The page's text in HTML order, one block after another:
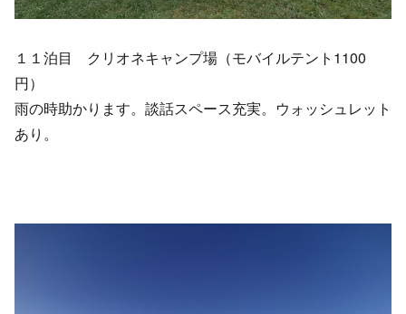
１１泊目 クリオネキャンプ場（モバイルテント1100
円）
雨の時助かります。談話スペース充実。ウォッシュレット
あり。